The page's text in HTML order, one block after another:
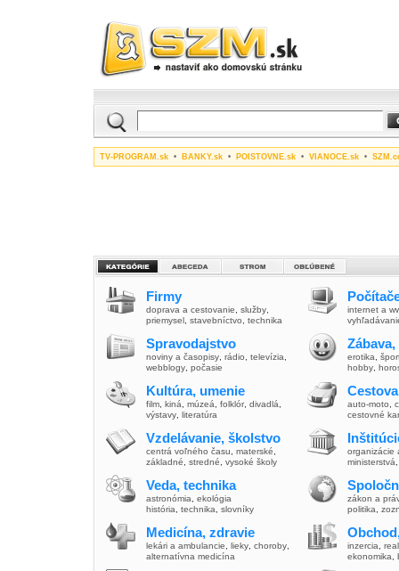
TV-PROGRAM.sk • BANKY.sk • POISTOVNE.sk • VIANOCE.sk •
Firmy
doprava a cestovanie služby
priemysel stavebníctvo technika
Spravodajstvo
noviny a časopisy rádio televízia
webblogy počasie
Kultúra, umenie
film kiná múzeá folklór, divadlá
výstavy literatúra
Vzdelávanie, školstvo
centrá voľného času materské
základné
stredné vysoké školy
Veda, technika
astronómia
ekológia
história
technika slovníky
Medicína, zdravie
lekári a ambulancie lieky choroby
alternatívna medicína
internet a
erotika
hobby
auto-moto
cestovné
organizácie
ministerstvá
zákon a
politika
inzercia
ekonomika